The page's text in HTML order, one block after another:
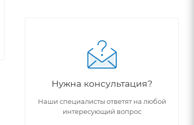
Нужна консультация?
Наши специалисты ответят на любой
интересующий вопрос